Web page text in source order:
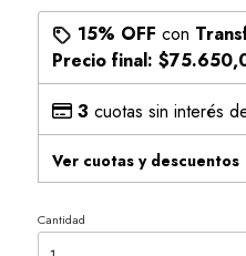
15% OFF con
Precio final:
3 cuotas sin interés
Ver cuotas y descuentos
Cantidad